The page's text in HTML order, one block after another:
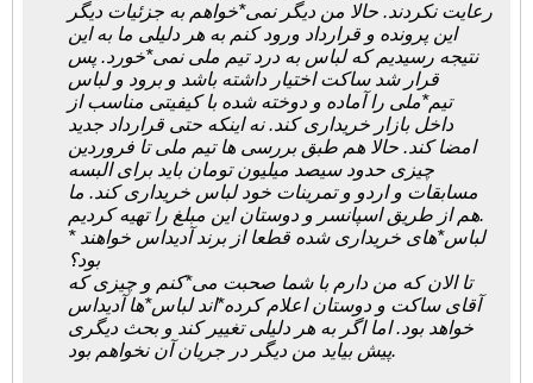
رعایت نکردند. حالا من دیگر نمی*خواهم به جزئیات دیگر
این پرونده و قرارداد ورود کنم به هر دلیلی ما به این
نتیجه رسیدیم که لباس به درد تیم ملی نمی*خورد. پس
قرار شد ساکت اختیار داشته باشد و برود و لباس
تیم*ملی را آماده و دوخته شده با کیفیتی مناسب از
داخل بازار خریداری کند. نه اینکه حتی قرارداد جدید
امضا کند. حالا هم طبق بررسی ها تیم ملی تا فروردین
چیزی حدود سیصد میلیون تومان باید برای البسه
مسابقات و اردو و تمرینات خود لباس خریداری کند. ما
هم از طریق اسپانسر و دوستان این مبلغ را تهیه کردیم.
* لباس*های خریداری شده قطعا از برند آدیداس خواهند
بود؟
تا الان که من دارم با شما صحبت می*کنم و چیزی که
آقای ساکت و دوستان اعلام کرده*اند لباس*ها آدیداس
خواهد بود. اما اگر به هر دلیلی تغییر کند و بحث دیگری
پیش بیاید من دیگر در جریان آن نخواهم بود.